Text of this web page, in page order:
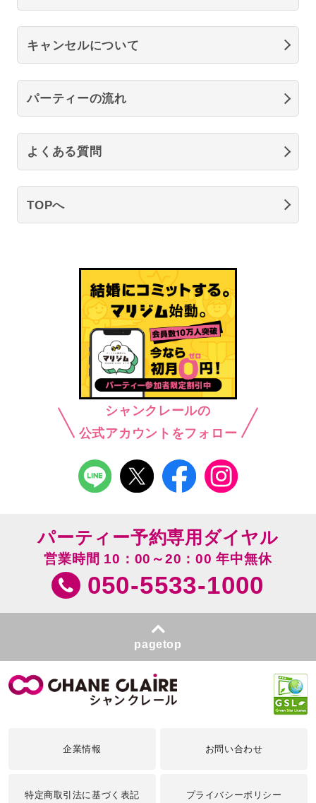
キャンセルについて
パーティーの流れ
よくある質問
TOPへ
シャンクレールの
公式アカウントをフォロー
パーティー予約専用ダイヤル
営業時間 10：00～20：00 年中無休
050-5533-1000
pagetop
企業情報 お問い合わせ
特定商取引法に基づく表記 プライバシーポリシー